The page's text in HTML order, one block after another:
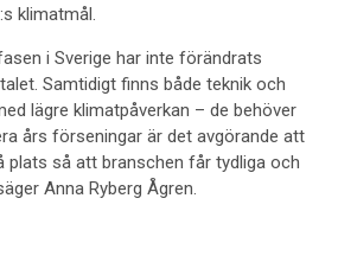
klimatmål.
i Sverige har inte förändrats
Samtidigt finns både teknik och
lägre klimatpåverkan – de behöver
års förseningar är det avgörande att
plats så att branschen får tydliga och
Anna Ryberg Ågren.